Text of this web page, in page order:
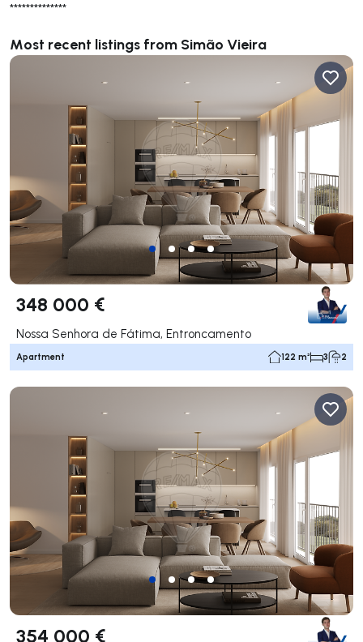
**************
Most recent listings from Simão Vieira
348 000 €
Nossa Senhora de Fátima, Entroncamento
Apartment 122 m² 3 2
354 000 €